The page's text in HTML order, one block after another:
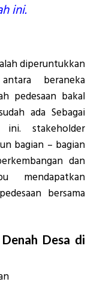
ini.
diperuntukkan
beraneka
pedesaan bakal
ada Sebagai
stakeholder
bagian – bagian
dan
mendapatkan
bersama
Desa di